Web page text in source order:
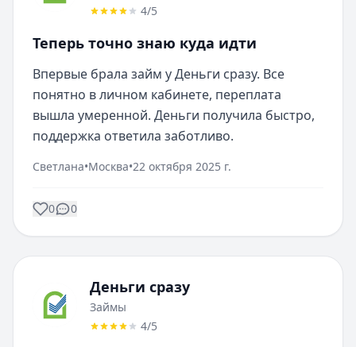
4/5
Теперь точно знаю куда идти
Впервые брала займ у Деньги сразу. Все
понятно в личном кабинете, переплата
вышла умеренной. Деньги получила быстро,
поддержка ответила заботливо.
Светлана•Москва•22 октября 2025 г.
0 0
Деньги сразу
Займы
4/5